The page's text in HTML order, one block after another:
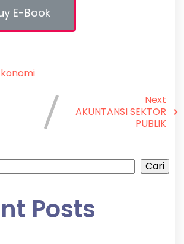
E-Book
Next
AKUNTANSI SEKTOR
PUBLIK
Cari
Posts